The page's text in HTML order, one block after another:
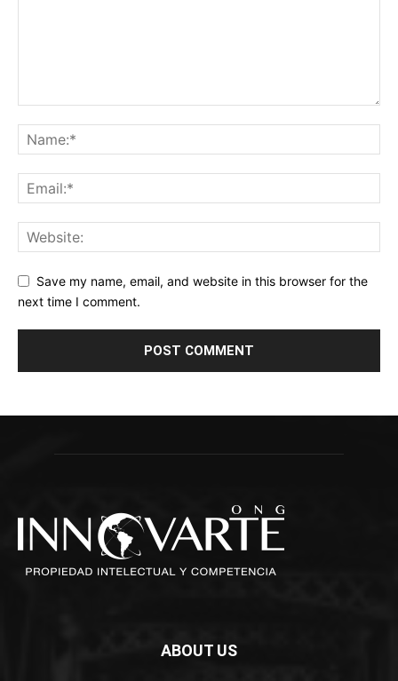
Save my name, email, and website in this browser for the
next time I comment.
ABOUT US